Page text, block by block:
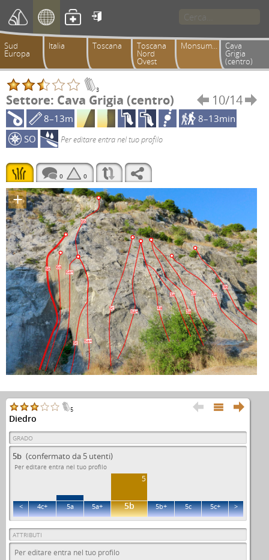

Sud
Europa
Italia Toscana Toscana
Nord
Ovest
Monsummano Cava
Grigia
(centro)
3
Settore: Cava Grigia (centro)  10/14 
8–13m
8–13min
SO
Per editare entra nel tuo profilo
0 0
+
5b
6a
6a+
4a
3a 3a
3b
5c 5a+
5b
5c
5a+ 3a
3a
  
5
Diedro
GRADO
5b (confermato da 5 utenti)
Per editare entra nel tuo profilo
5
< 4c+ 5a 5a+ 5b 5b+ 5c 5c+ >
ATTRIBUTI
Per editare entra nel tuo profilo